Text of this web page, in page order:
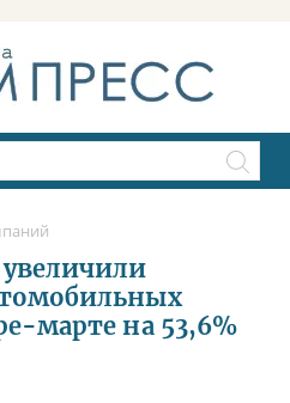
марте на 53,6%